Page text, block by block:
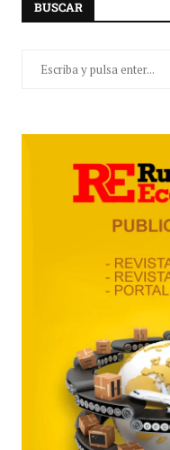
BUSCAR